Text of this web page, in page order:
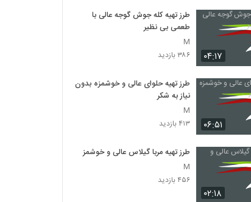
۰۴:۱۷
طرز تهیه کله جوش گوجه عالی با
طعمی بی نظیر
M
۳۸۶ بازدید
۰۶:۵۱
طرز تهیه حلوای عالی و خوشمزه بدون
نیاز به شکر
M
۴۱۳ بازدید
۰۲:۱۸
طرز تهیه مربا گیلاس عالی و خوشمزه
M
۴۵۶ بازدید